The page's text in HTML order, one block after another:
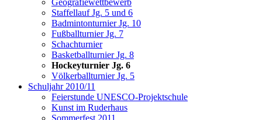
Geografiewettbewerb
Staffellauf Jg. 5 und 6
Badmintonturnier Jg. 10
Fußballturnier Jg. 7
Schachturnier
Basketballturnier Jg. 8
Hockeyturnier Jg. 6
Völkerballturnier Jg. 5
Schuljahr 2010/11
Feierstunde UNESCO-Projektschule
Kunst im Ruderhaus